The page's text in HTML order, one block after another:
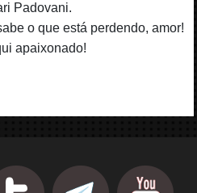
Padovani.
o que está perdendo, amor!
apaixonado!